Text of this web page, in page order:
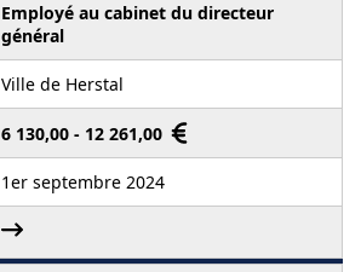
Employé au cabinet du directeur
général
Ville de Herstal
6 130,00 - 12 261,00
1er septembre 2024